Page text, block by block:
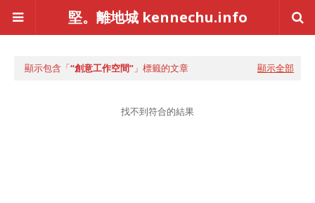
堅。離地城 kennechu.info
顯示包含「 創意工作空間 」標籤的文章 顯示全部
找不到符合的結果